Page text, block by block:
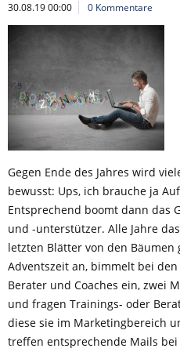
30.08.19 00:00 0 Kommentare
Gegen Ende des Jahres wird
bewusst: Ups, ich brauche ja
Entsprechend boomt dann das
und -unterstützer. Alle Jahre
letzten Blätter von den
Adventszeit an, bimmelt bei
Berater und Coaches ein, zwei
und fragen Trainings- oder
diese sie im Marketingbereich
treffen entsprechende Mails